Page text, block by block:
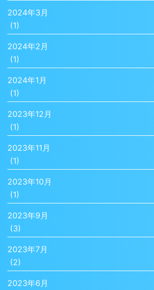
2024年3月
(1)
2024年2月
(1)
2024年1月
(1)
2023年12月
(1)
2023年11月
(1)
2023年10月
(1)
2023年9月
(3)
2023年7月
(2)
2023年6月